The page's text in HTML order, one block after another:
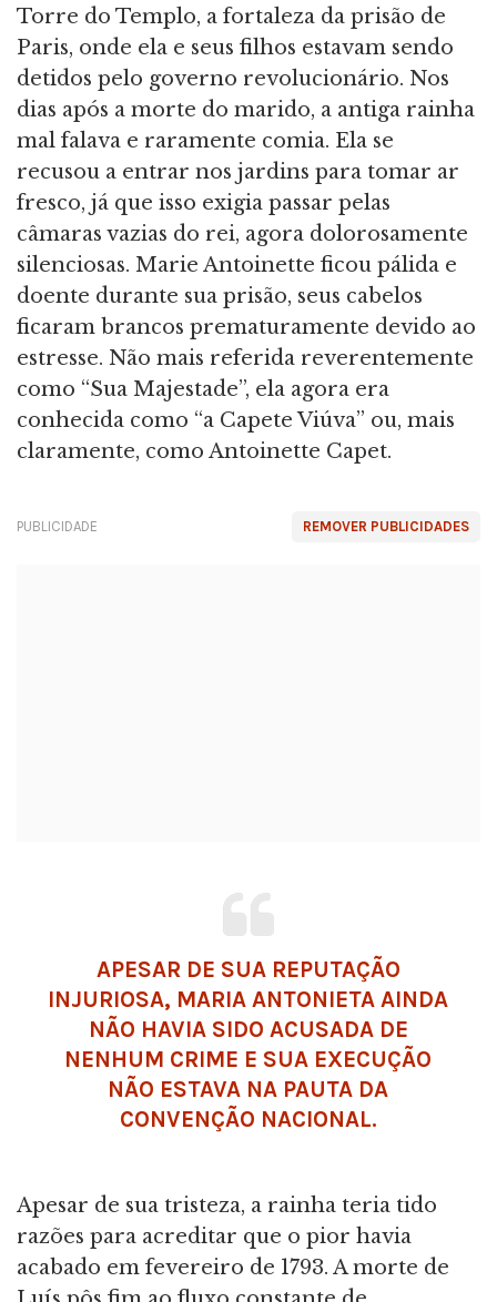
Torre do Templo, a fortaleza da prisão de
Paris, onde ela e seus filhos estavam sendo
detidos pelo governo revolucionário. Nos
dias após a morte do marido, a antiga rainha
mal falava e raramente comia. Ela se
recusou a entrar nos jardins para tomar ar
fresco, já que isso exigia passar pelas
câmaras vazias do rei, agora dolorosamente
silenciosas. Marie Antoinette ficou pálida e
doente durante sua prisão, seus cabelos
ficaram brancos prematuramente devido ao
estresse. Não mais referida reverentemente
como “Sua Majestade”, ela agora era
conhecida como “a Capete Viúva” ou, mais
claramente, como Antoinette Capet.
REMOVER PUBLICIDADES
PUBLICIDADE
APESAR DE SUA REPUTAÇÃO
INJURIOSA, MARIA ANTONIETA AINDA
NÃO HAVIA SIDO ACUSADA DE
NENHUM CRIME E SUA EXECUÇÃO
NÃO ESTAVA NA PAUTA DA
CONVENÇÃO NACIONAL.
Apesar de sua tristeza, a rainha teria tido
razões para acreditar que o pior havia
acabado em fevereiro de 1793. A morte de